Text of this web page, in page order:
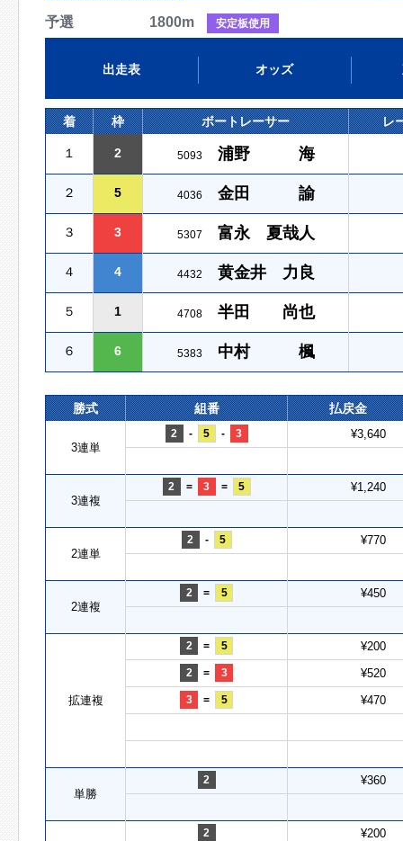
予選 1800m 安定板使用
出走表 オッズ
着 枠 ボートレーサー レ
１ 2 5093 浦野 海
２ 5 4036 金田 諭
３ 3 5307 富永 夏哉人
４ 4 4432 黄金井 力良
５ 1 4708 半田 尚也
６ 6 5383 中村 楓
勝式 組番 払戻金
3連単
2 - 5 - 3 ¥3,640
3連複
2 = 3 = 5 ¥1,240
2連単
2 - 5 ¥770
2連複
2 = 5 ¥450
拡連複
2 = 5 ¥200
2 = 3 ¥520
3 = 5 ¥470
単勝
2 ¥360
2 ¥200